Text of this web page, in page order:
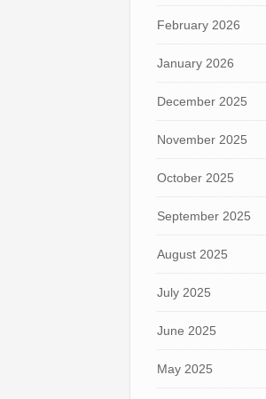
February 2026
January 2026
December 2025
November 2025
October 2025
September 2025
August 2025
July 2025
June 2025
May 2025